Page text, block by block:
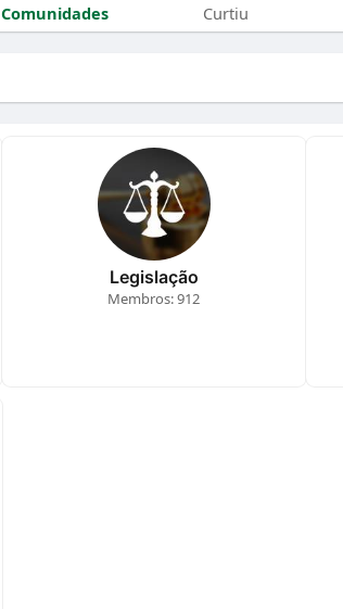
Comunidades Curtiu
Legislação
Membros: 912